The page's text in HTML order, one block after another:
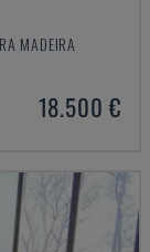
MADEIRA
18.500 €